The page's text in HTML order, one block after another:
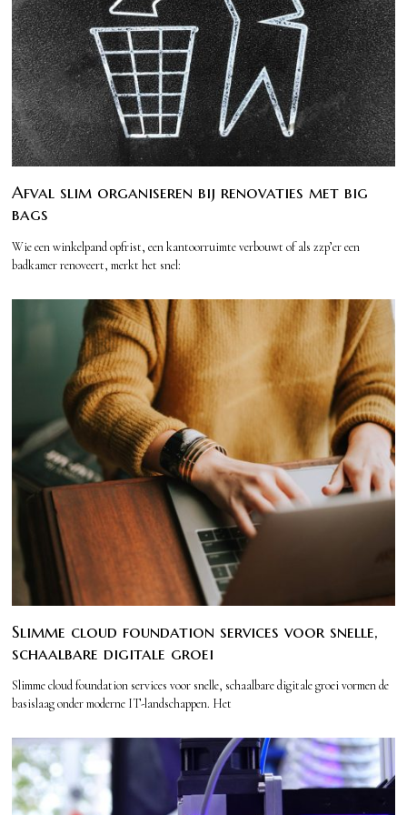
Afval slim organiseren bij renovaties met big
bags
Wie een winkelpand opfrist, een kantoorruimte verbouwt of als zzp’er een
badkamer renoveert, merkt het snel:
Slimme cloud foundation services voor snelle,
schaalbare digitale groei
Slimme cloud foundation services voor snelle, schaalbare digitale groei vormen de
basislaag onder moderne IT-landschappen. Het